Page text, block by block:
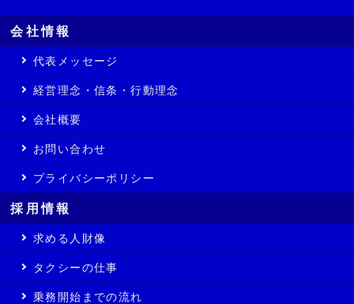
会社情報
代表メッセージ
経営理念・信条・行動理念
会社概要
お問い合わせ
プライバシーポリシー
採用情報
求める人財像
タクシーの仕事
乗務開始までの流れ